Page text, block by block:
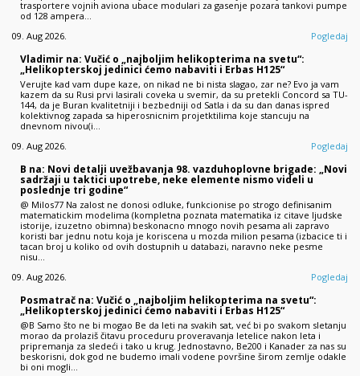
trasportere vojnih aviona ubace modulari za gasenje pozara tankovi pumpe
od 128 ampera…
09. Aug 2026.
Pogledaj
Vladimir na: Vučić o „najboljim helikopterima na svetu“:
„Helikopterskoj jedinici ćemo nabaviti i Erbas H125“
Verujte kad vam dupe kaze, on nikad ne bi nista slagao, zar ne? Evo ja vam
kazem da su Rusi prvi lasirali coveka u svemir, da su pretekli Concord sa TU-
144, da je Buran kvalitetniji i bezbedniji od Satla i da su dan danas ispred
kolektivnog zapada sa hiperosnicnim projetktilima koje stancuju na
dnevnom nivou(i…
09. Aug 2026.
Pogledaj
B na: Novi detalji uvežbavanja 98. vazduhoplovne brigade: „Novi
sadržaji u taktici upotrebe, neke elemente nismo videli u
poslednje tri godine“
@ Milos77 Na zalost ne donosi odluke, funkcionise po strogo definisanim
matematickim modelima (kompletna poznata matematika iz citave ljudske
istorije, izuzetno obimna) beskonacno mnogo novih pesama ali zapravo
koristi bar jednu notu koja je koriscena u mozda milion pesama (izbacice ti i
tacan broj u koliko od ovih dostupnih u databazi, naravno neke pesme
nisu…
09. Aug 2026.
Pogledaj
Posmatrač na: Vučić o „najboljim helikopterima na svetu“:
„Helikopterskoj jedinici ćemo nabaviti i Erbas H125“
@B Samo što ne bi mogao Be da leti na svakih sat, već bi po svakom sletanju
morao da prolaziš čitavu proceduru proveravanja letelice nakon leta i
pripremanja za sledeći i tako u krug. Jednostavno, Be200 i Kanader za nas su
beskorisni, dok god ne budemo imali vodene površine širom zemlje odakle
bi oni mogli…